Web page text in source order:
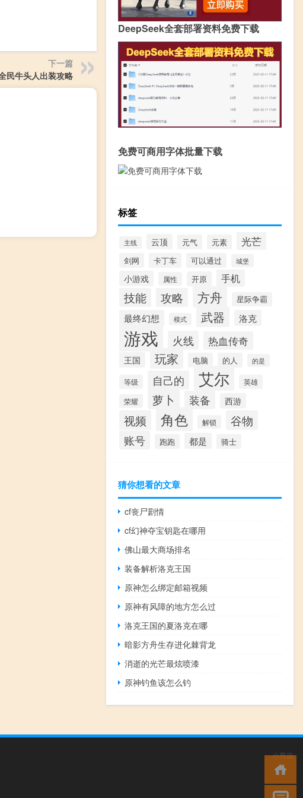
下一篇
民牛头人出装攻略
DeepSeek全套部署资料免费下载
免费可商用字体批量下载
标签
主线 云顶 元气 元素 光芒
剑网 卡丁车 可以通过 城堡
小游戏 属性 开原 手机
技能 攻略 方舟 星际争霸
最终幻想 模式 武器 洛克
游戏 火线 热血传奇
王国 玩家 电脑 的人 的是
等级 自己的 艾尔 英雄
荣耀 萝卜 装备 西游
视频 角色 解锁 谷物
账号 跑跑 都是 骑士
猜你想看的文章
cf丧尸剧情
cf幻神夺宝钥匙在哪用
佛山最大商场排名
装备解析洛克王国
原神怎么绑定邮箱视频
原神有风障的地方怎么过
洛克王国的夏洛克在哪
暗影方舟生存进化棘背龙
消逝的光芒最炫喷漆
原神钓鱼该怎么钓
小男孩